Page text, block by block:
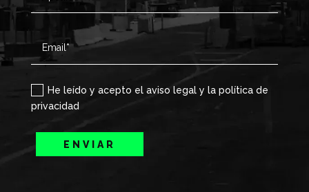
He leído y acepto el aviso legal y la política de
privacidad
ENVIAR